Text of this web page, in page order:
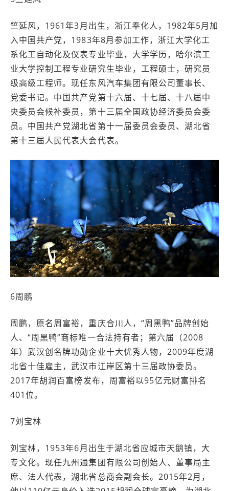
竺延风，1961年3月出生，浙江奉化人，1982年5月加
入中国共产党，1983年8月参加工作，浙江大学化工
系化工自动化及仪表专业毕业，大学学历，哈尔滨工
业大学控制工程专业研究生毕业，工程硕士，研究员
级高级工程师。现任东风汽车集团有限公司董事长、
党委书记。中国共产党第十六届、十七届、十八届中
央委员会候补委员，第十三届全国政协经济委员会委
员。中国共产党湖北省第十一届委员会委员、湖北省
第十三届人民代表大会代表。
6周鹏
周鹏，原名周富裕，重庆合川人，“周黑鸭”品牌创始
人、“周黑鸭”商标唯一合法持有者；第六届（2008
年）武汉创名牌功勋企业十大优秀人物，2009年度湖
北省十佳雇主，武汉市江岸区第十三届政协委员。
2017年胡润百富榜发布，周富裕以95亿元财富排名
401位。
7刘宝林
刘宝林，1953年6月出生于湖北省应城市天鹅镇，大
专文化。现任九州通集团有限公司创始人、董事局主
席、法人代表，湖北省总商会副会长。2015年2月，